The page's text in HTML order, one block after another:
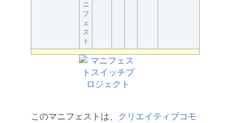
ニ
フ
ェ
ス
ト
このマニフェストは、
クリエイティブコモ